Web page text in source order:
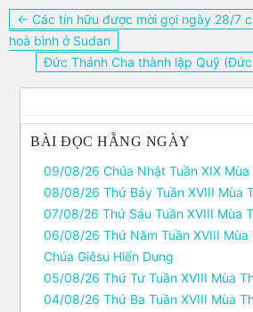
Điều
hướng
bài
← Các tín hữu được mời gọi ngày 28/7
hoà bình ở Sudan
Đức Thánh Cha thành lập Quỹ
BÀI ĐỌC HẰNG NGÀY
09/08/26 Chúa Nhật Tuần XIX
08/08/26 Thứ Bảy Tuần XVIII Mùa
07/08/26 Thứ Sáu Tuần XVIII Mùa
06/08/26 Thứ Năm Tuần XVIII Mùa
Chúa Giêsu Hiển Dung
05/08/26 Thứ Tư Tuần XVIII Mùa
04/08/26 Thứ Ba Tuần XVIII Mùa